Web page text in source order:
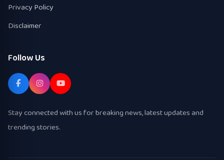
Privacy Policy
Disclaimer
Follow Us
Stay connected with us for breaking news, latest updates and
trending stories.